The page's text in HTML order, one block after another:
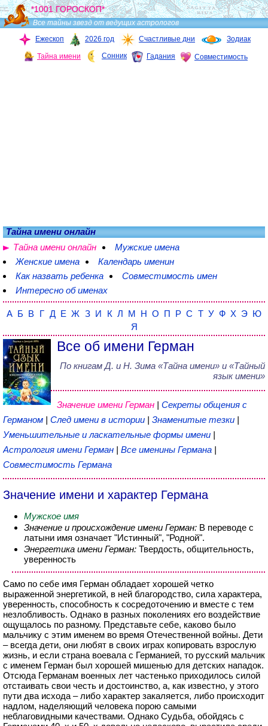
*1001 ГОРОСКОП*
Все тайны звезд от ведущих астрологов
Ежескоп
2026 год Счастливые дни Зодиак
Тайна имени Сонник Гадания Совместимость
Тайна имени онлайн
Тайна имени онлайн
Мужские имена
Женские имена
Календарь именин
Как назвать ребенка
Совместимость имен
Интересно об именах
А Б В Г Д Е Ж З И К Л М Н О П Р С Т У Ф Х Э Ю
Я
Все об имени Герман
По книгам Д. и Н. Зима «Тайна имени» и «Тайный
язык имени»
Значение имени Герман | Секреты общения с
Германом | След имени в истории | Знаменитые тезки |
Уменьшительные и ласкательные формы имени |
Астрология имени Герман | Все именины Германа |
Совместимость Германа
Значение имени и характер Германа
Мужское имя
Значение и происхождение имени Герман: В переводе с
латыни имя означает "Истинный", "Родной".
Энергетика имени Герман: Твердость, общительность,
уверенность
Само по себе имя Герман обладает хорошей четко
выраженной энергетикой, в ней благородство, сила характера,
уверенность, способность к сосредоточению и вместе с тем
незлобливость. Однако в разных поколениях его воздействие
ощущалось по разному. Представьте себе, каково было
мальчику с этим именем во время Отечественной войны. Дети
– всегда дети, они любят в своих играх копировать взрослую
жизнь, и если страна воевала с Германией, то русский мальчик
с именем Герман был хорошей мишенью для детских нападок.
Отсюда Германам военных лет частенько приходилось силой
отстаивать свои честь и достоинство, а, как известно, у этого
пути два исхода – либо характер закаляется, либо происходит
надлом, наделяющий человека порою самыми
неблаговидными качествами. Однако Судьба, обойдясь с